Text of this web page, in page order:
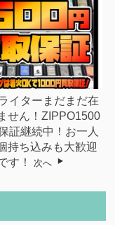
イターまだまだ在
せん！ZIPPO1500
証継続中！お一人
持ち込みも大歓迎
す！
次へ